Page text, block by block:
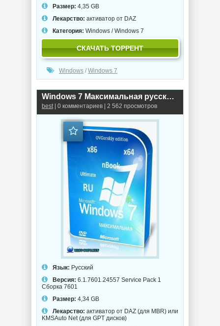
Размер: 4,35 GB
Лекарство: активатор от DAZ
Категория: Windows /Windows 7
СКАЧАТЬ ТОРРЕНТ
Windows / Windows 7
Windows 7 Максимальная русская x86/x64 nBook IE11 by OVGorskiy® 07.2020 1DVD
best | 0 комментариев | 2 562 просмотров
Язык: Русский
Версия: 6.1.7601.24557 Service Pack 1
Сборка 7601
Размер: 4,34 GB
Лекарство: активатор от DAZ (для MBR) или
KMSAuto Net (для GPT дисков)